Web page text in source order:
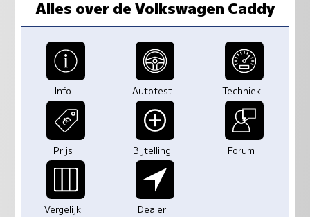
Alles over de Volkswagen Caddy
Info Autotest Techniek
Prijs Bijtelling Forum
Vergelijk Dealer